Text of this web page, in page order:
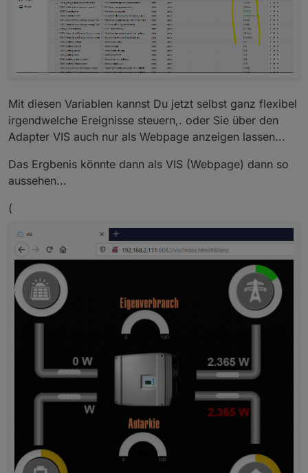
Mit diesen Variablen kannst Du jetzt selbst ganz flexibel
irgendwelche Ereignisse steuern,. oder Sie über den
Adapter VIS auch nur als Webpage anzeigen lassen...
Das Ergbenis könnte dann als VIS (Webpage) dann so
aussehen...
(